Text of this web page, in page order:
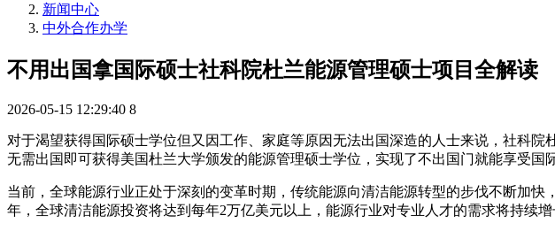
新闻中心
中外合作办学
不用出国拿国际硕士社科院杜兰能源管理硕士项目全解读
2026-05-15 12:29:40 8
对于渴望获得国际硕士学位但又因工作、家庭等原因无法出国深造的人士来说，社科
无需出国即可获得美国杜兰大学颁发的能源管理硕士学位，实现了不出国门就能享受国
当前，全球能源行业正处于深刻的变革时期，传统能源向清洁能源转型的步伐不断加
年，全球清洁能源投资将达到每年2万亿美元以上，能源行业对专业人才的需求将持续